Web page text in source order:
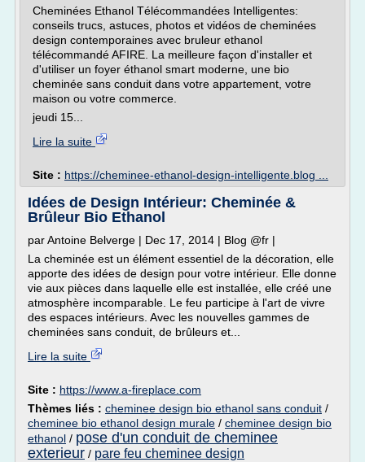
Cheminées Ethanol Télécommandées Intelligentes:
conseils trucs, astuces, photos et vidéos de cheminées
design contemporaines avec bruleur ethanol
télécommandé AFIRE. La meilleure façon d'installer et
d'utiliser un foyer éthanol smart moderne, une bio
cheminée sans conduit dans votre appartement, votre
maison ou votre commerce.
jeudi 15...
Lire la suite
Site : https://cheminee-ethanol-design-intelligente.blog ...
Idées de Design Intérieur: Cheminée &
Brûleur Bio Ethanol
par Antoine Belverge | Dec 17, 2014 | Blog @fr |
La cheminée est un élément essentiel de la décoration, elle
apporte des idées de design pour votre intérieur. Elle donne
vie aux pièces dans laquelle elle est installée, elle créé une
atmosphère incomparable. Le feu participe à l'art de vivre
des espaces intérieurs. Avec les nouvelles gammes de
cheminées sans conduit, de brûleurs et...
Lire la suite
Site : https://www.a-fireplace.com
Thèmes liés : cheminee design bio ethanol sans conduit /
cheminee bio ethanol design murale / cheminee design bio
ethanol / pose d'un conduit de cheminee
exterieur / pare feu cheminee design